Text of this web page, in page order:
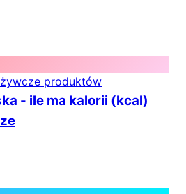
produktów
- ile ma kalorii (kcal)